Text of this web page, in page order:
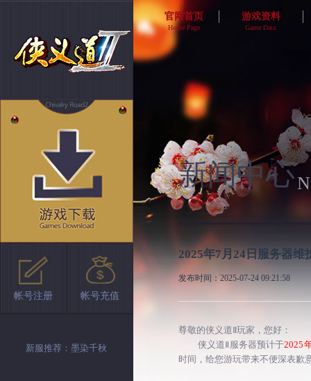
帐号注册 帐号充值
新服推荐：墨染千秋
官网首页 游戏资料
Home Page Game Data
历史版本
新闻中心
2025年7月24日服务器维
发布时间：2025-07-24 09:21:58
尊敬的侠义道Ⅱ玩家，您好：
侠义道Ⅱ服务器预计于2025
时间，给您游玩带来不便深表歉